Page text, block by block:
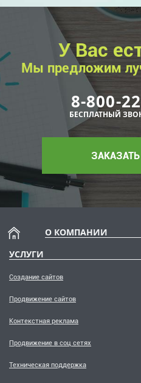
У Вас
Мы предложим
8-800-
БЕСПЛАТНЫЙ
О КОМПАНИИ
УСЛУГИ
Создание сайтов
Продвижение сайтов
Контекстная реклама
Продвижение в соц сетях
Техническая поддержка